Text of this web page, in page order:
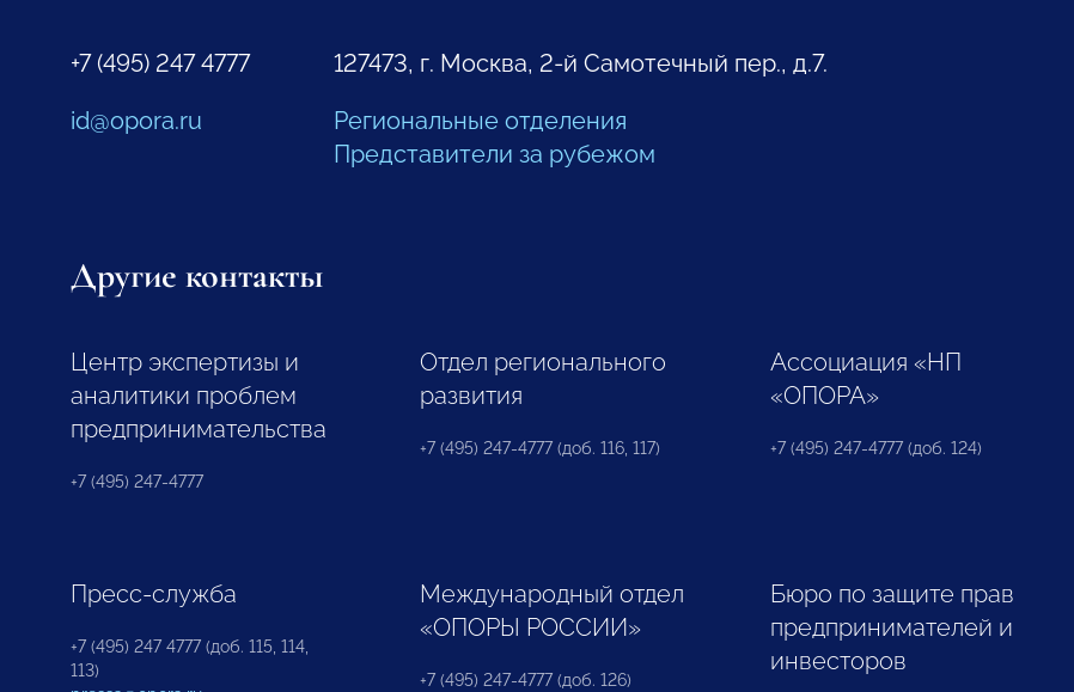
+7 (495) 247 4777
id@opora.ru
127473, г. Москва, 2-й Самотечный пер., д.7.
Региональные отделения
Представители за рубежом
Другие контакты
Центр экспертизы и
аналитики проблем
предпринимательства
+7 (495) 247-4777
Отдел регионального
развития
+7 (495) 247-4777 (доб. 116, 117)
Ассоциация «НП
«ОПОРА»
+7 (495) 247-4777 (доб. 124)
Пресс-служба
+7 (495) 247 4777 (доб. 115, 114,
113)
Международный отдел
«ОПОРЫ РОССИИ»
+7 (495) 247-4777 (доб. 126)
Бюро по защите прав
предпринимателей и
инвесторов